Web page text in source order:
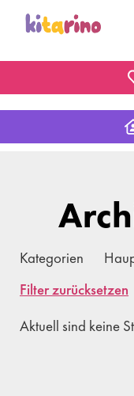
Kategorien
Filter zurücksetzen
Aktuell sind keine